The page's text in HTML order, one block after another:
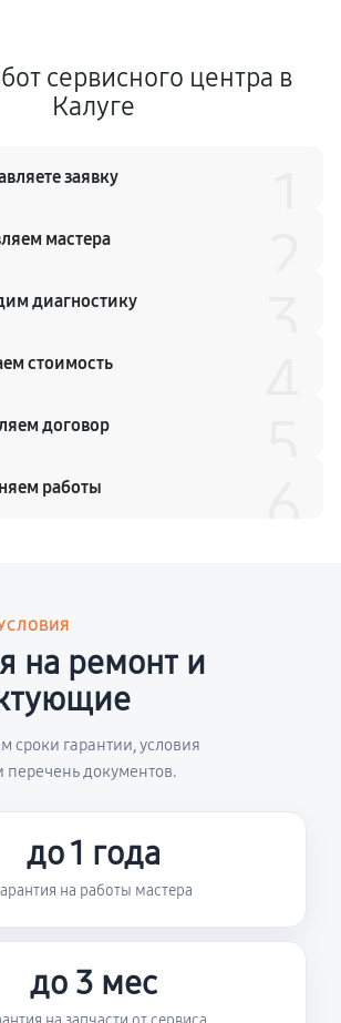
сервисного центра в
Калуге
заявку
мастера
диагностику
стоимость
договор
работы
на ремонт и
сроки гарантии, условия
документов.
до 1 года
на работы мастера
до 3 мес